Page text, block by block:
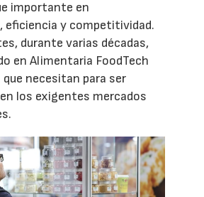
importante en
eficiencia y competitividad.
durante varias décadas,
en Alimentaria FoodTech
necesitan para ser
los exigentes mercados